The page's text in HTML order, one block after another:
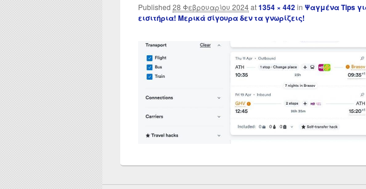
Published 28 Φεβρουαρίου 2024at1354 × 442in Ψαγμένα Tips
εισιτήρια! Μερικά σίγουρα δεν τα γνωρίζεις!